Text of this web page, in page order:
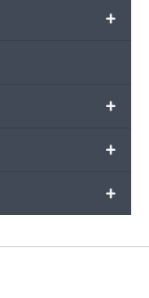
+
+
+
+